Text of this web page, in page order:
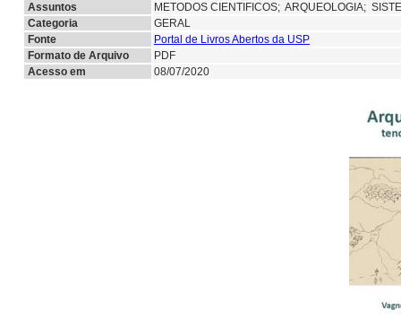
Assuntos
METODOS CIENTIFICOS; ARQUEOLOGIA;
Categoria
GERAL
Fonte
Portal de Livros Abertos da USP
Formato de Arquivo
PDF
Acesso em
08/07/2020